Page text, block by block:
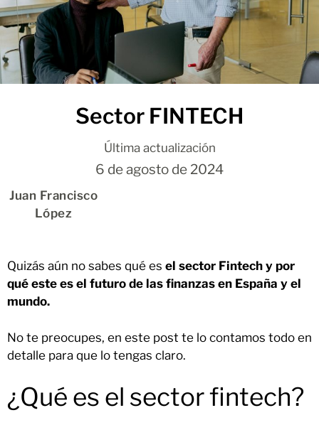
Sector FINTECH
Última actualización
6 de agosto de 2024
Juan Francisco
López
Quizás aún no sabes qué es el sector Fintech y por
qué este es el futuro de las finanzas en España y el
mundo.
No te preocupes, en este post te lo contamos todo en
detalle para que lo tengas claro.
¿Qué es el sector fintech?